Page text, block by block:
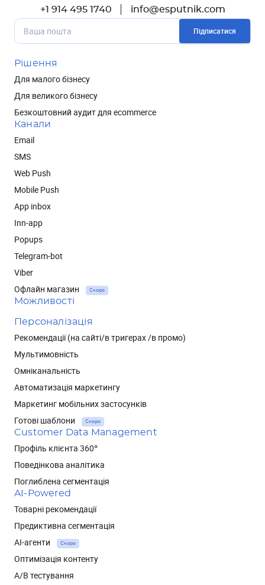
+1 914 495 1740 info@esputnik.com
Підписатися
Рішення
Для малого бізнесу
Для великого бізнесу
Безкоштовний аудит для ecommerce
Канали
Email
SMS
Web Push
Mobile Push
App inbox
Inn-app
Popups
Telegram-bot
Viber
Офлайн магазин
Скоро
Можливості
Персоналізація
Рекомендації (на сайті/в тригерах /в промо)
Мультимовність
Омніканальність
Автоматизація маркетингу
Маркетинг мобільних застосунків
Готові шаблони
Скоро
Customer Data Management
Профіль клієнта 360°
Поведінкова аналітика
Поглиблена сегментація
AI-Powered
Товарні рекомендації
Предиктивна сегментація
AI-агенти
Скоро
Оптимізація контенту
А/В тестування